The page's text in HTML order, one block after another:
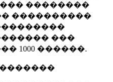
��������
����������
���
1000 ������.